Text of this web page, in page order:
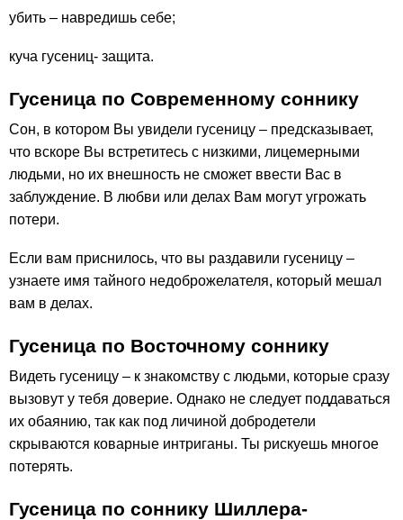
убить – навредишь себе;
куча гусениц- защита.
Гусеница по Современному соннику
Сон, в котором Вы увидели гусеницу – предсказывает,
что вскоре Вы встретитесь с низкими, лицемерными
людьми, но их внешность не сможет ввести Вас в
заблуждение. В любви или делах Вам могут угрожать
потери.
Если вам приснилось, что вы раздавили гусеницу –
узнаете имя тайного недоброжелателя, который мешал
вам в делах.
Гусеница по Восточному соннику
Видеть гусеницу – к знакомству с людьми, которые сразу
вызовут у тебя доверие. Однако не следует поддаваться
их обаянию, так как под личиной добродетели
скрываются коварные интриганы. Ты рискуешь многое
потерять.
Гусеница по соннику Шиллера-